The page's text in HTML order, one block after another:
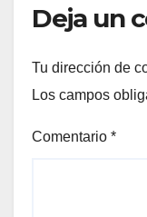
Deja un
Tu dirección de
Los campos
Comentario *